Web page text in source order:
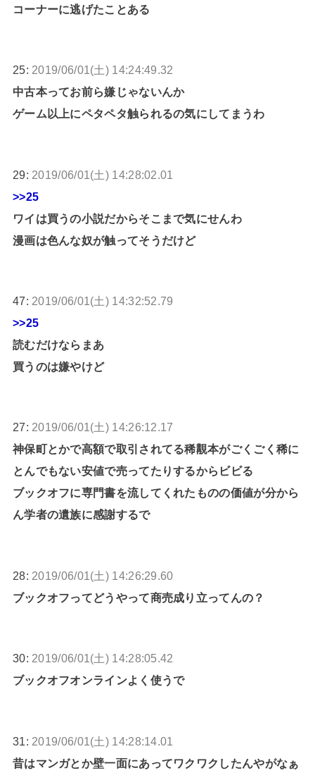
コーナーに逃げたことある
25: 2019/06/01(土) 14:24:49.32
中古本ってお前ら嫌じゃないんか
ゲーム以上にペタペタ触られるの気にしてまうわ
29: 2019/06/01(土) 14:28:02.01
>>25
ワイは買うの小説だからそこまで気にせんわ
漫画は色んな奴が触ってそうだけど
47: 2019/06/01(土) 14:32:52.79
>>25
読むだけならまあ
買うのは嫌やけど
27: 2019/06/01(土) 14:26:12.17
神保町とかで高額で取引されてる稀覯本がごくごく稀に
とんでもない安値で売ってたりするからビビる
ブックオフに専門書を流してくれたものの価値が分から
ん学者の遺族に感謝するで
28: 2019/06/01(土) 14:26:29.60
ブックオフってどうやって商売成り立ってんの？
30: 2019/06/01(土) 14:28:05.42
ブックオフオンラインよく使うで
31: 2019/06/01(土) 14:28:14.01
昔はマンガとか壁一面にあってワクワクしたんやがなぁ